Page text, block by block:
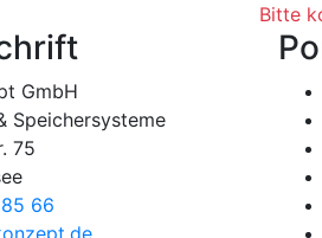
Bitte
GmbH
Speichersysteme
75
66